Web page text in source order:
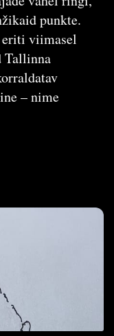
punkte.
eriti viimasel
Tallinna
– nime